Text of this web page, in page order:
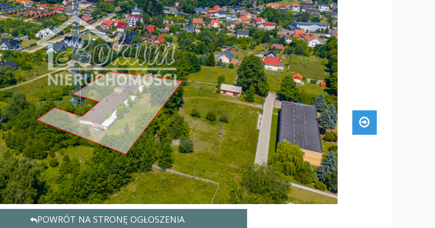
POWRÓT NA STRONĘ OGŁOSZENIA